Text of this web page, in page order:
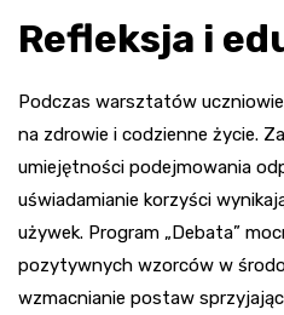
Refleksja i
Podczas warsztatów
na zdrowie i codzienne życie.
umiejętności podejmowania
uświadamianie korzyści
używek. Program „Debata”
pozytywnych wzorców w
wzmacnianie postaw